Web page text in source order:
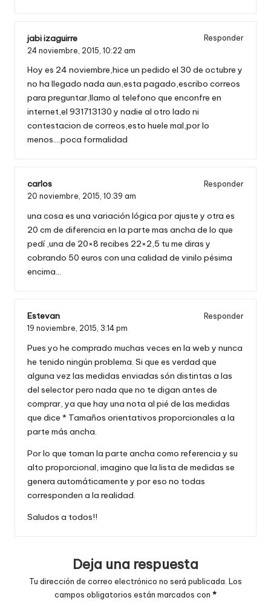
jabi izaguirre
Responder
24 noviembre, 2015, 10:22 am
Hoy es 24 noviembre,hice un pedido el 30 de octubre y
no ha llegado nada aun,esta pagado,escribo correos
para preguntar,llamo al telefono que enconfre en
internet,el 931713130 y nadie al otro lado ni
contestacion de correos,esto huele mal,por lo
menos….poca formalidad
carlos
Responder
20 noviembre, 2015, 10:39 am
una cosa es una variación lógica por ajuste y otra es
20 cm de diferencia en la parte mas ancha de lo que
pedí ,una de 20×8 recibes 22×2,5 tu me diras y
cobrando 50 euros con una calidad de vinilo pésima
encima…
Estevan
Responder
19 noviembre, 2015, 3:14 pm
Pues yo he comprado muchas veces en la web y nunca
he tenido ningún problema. Si que es verdad que
alguna vez las medidas enviadas són distintas a las
del selector pero nada que no te digan antes de
comprar, ya que hay una nota al pié de las medidas
que dice * Tamaños orientativos proporcionales a la
parte más ancha.
Por lo que toman la parte ancha como referencia y su
alto proporcional, imagino que la lista de medidas se
genera automáticamente y por eso no todas
corresponden a la realidad.
Saludos a todos!!
Deja una respuesta
Tu dirección de correo electrónico no será publicada. Los
campos obligatorios están marcados con *